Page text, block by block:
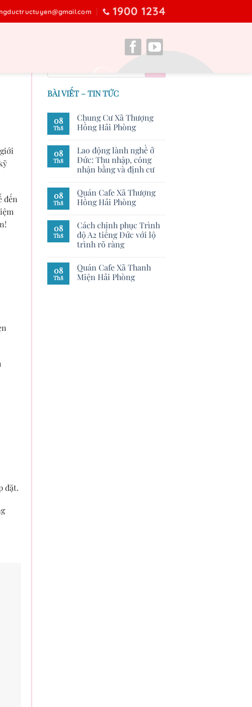
1900 1234
đến
đặt.
BÀI VIẾT – TIN TỨC
08
Th8
Chung Cư Xã Thượng
Hồng Hải Phòng
08
Th8
Lao động lành nghề ở
Đức: Thu nhập, công
nhận bằng và định cư
08
Th8
Quán Cafe Xã Thượng
Hồng Hải Phòng
08
Th8
Cách chinh phục Trình
độ A2 tiếng Đức với lộ
trình rõ ràng
08
Th8
Quán Cafe Xã Thanh
Miện Hải Phòng